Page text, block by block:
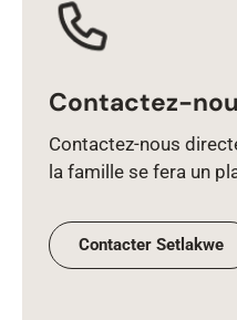
Contactez-
Contactez‑nous
la famille se fera un
Contacter Setlakwe